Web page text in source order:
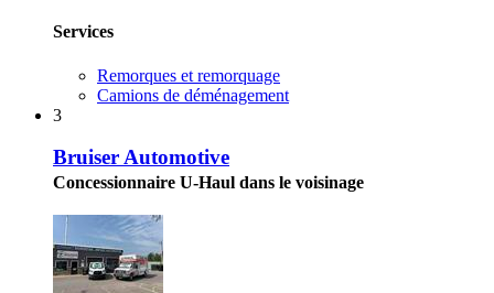
Services
Remorques et remorquage
Camions de déménagement
3
Bruiser Automotive
Concessionnaire U-Haul dans le voisinage